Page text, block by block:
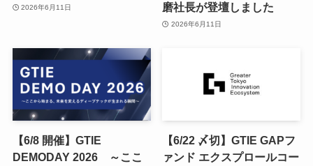
2026年6月11日
磨社長が登壇しました
2026年6月11日
【6/8 開催】GTIE
DEMODAY 2026 ～ここ
【6/22 〆切】GTIE GAPフ
ァンド エクスプロールコー